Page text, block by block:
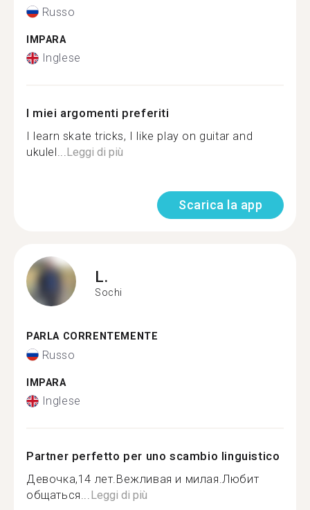
Russo
IMPARA
Inglese
I miei argomenti preferiti
I learn skate tricks, I like play on guitar and
ukulel...Leggi di più
Scarica la app
L.
Sochi
PARLA CORRENTEMENTE
Russo
IMPARA
Inglese
Partner perfetto per uno scambio linguistico
Девочка,14 лет.Вежливая и милая.Любит
общаться...Leggi di più